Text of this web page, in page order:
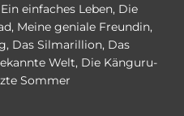
Ein einfaches Leben, Die
, Meine geniale Freundin,
, Das Silmarillion, Das
Welt, Die Känguru-
Sommer